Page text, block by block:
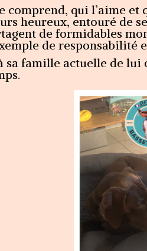
comprend, qui l’aime
heureux, entouré de
de formidables
de responsabilité
sa famille actuelle de